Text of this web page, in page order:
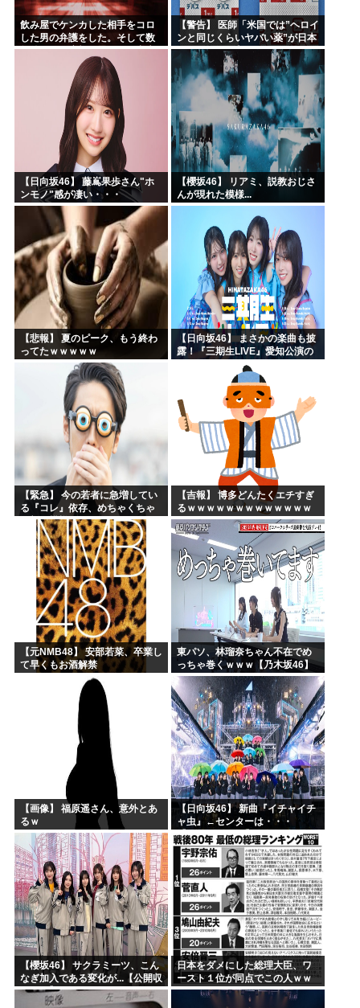
飲み屋でケンカした相手をコロ
した男の弁護をした。そして数
年後、因果応報を思わせる出来
【警告】 医師「米国では”ヘロイ
ンと同じくらいヤバい薬”が日本
では平気で処方されてる」
【日向坂46】 藤嶌果歩さん"ホ
ンモノ"感が凄い・・・
【櫻坂46】 リアミ、説教おじさ
んが現れた模様...
【悲報】 夏のピーク、もう終わ
ってたｗｗｗｗｗ
【日向坂46】 まさかの楽曲も披
露！『三期生LIVE』愛知公演の
【緊急】 今の若者に急増してい
る『コレ』依存、めちゃくちゃ
深刻な模様w w w w w w w w w w
【吉報】 博多どんたくエチすぎ
るｗｗｗｗｗｗｗｗｗｗｗｗｗ
ｗｗ
【元NMB48】 安部若菜、卒業し
て早くもお酒解禁
東パソ、林瑠奈ちゃん不在でめ
っちゃ巻くｗｗｗ【乃木坂46】
【画像】 福原遥さん、意外とあ
るｗ
【日向坂46】 新曲『イチャイチ
ャ虫』←センターは・・・
【18thシングル】
【櫻坂46】 サクラミーツ、こん
なぎ加入である変化が...【公開収
録レポ】
日本をダメにした総理大臣、ワ
ースト１位が同点でこの人ｗｗ
ｗｗｗｗ